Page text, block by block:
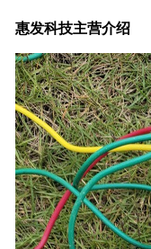
惠发科技主营介绍